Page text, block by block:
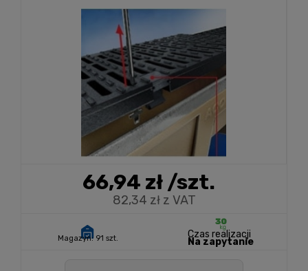
66,94 zł/szt.
82,34 zł z VAT
Magazyn: 91 szt. Czas realizacji
Na zapytanie